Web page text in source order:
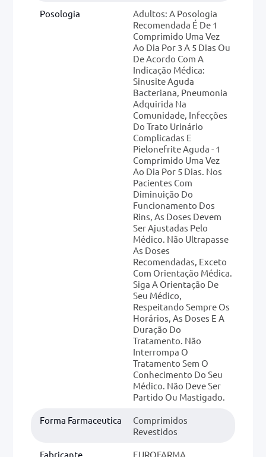
Posologia
Adultos: A Posologia
Recomendada É De 1
Comprimido Uma Vez
Ao Dia Por 3 A 5 Dias Ou
De Acordo Com A
Indicação Médica:
Sinusite Aguda
Bacteriana, Pneumonia
Adquirida Na
Comunidade, Infecções
Do Trato Urinário
Complicadas E
Pielonefrite Aguda - 1
Comprimido Uma Vez
Ao Dia Por 5 Dias. Nos
Pacientes Com
Diminuição Do
Funcionamento Dos
Rins, As Doses Devem
Ser Ajustadas Pelo
Médico. Não Ultrapasse
As Doses
Recomendadas, Exceto
Com Orientação Médica.
Siga A Orientação De
Seu Médico,
Respeitando Sempre Os
Horários, As Doses E A
Duração Do
Tratamento. Não
Interrompa O
Tratamento Sem O
Conhecimento Do Seu
Médico. Não Deve Ser
Partido Ou Mastigado.
Forma Farmaceutica
Comprimidos
Revestidos
Fabricante EUROFARMA